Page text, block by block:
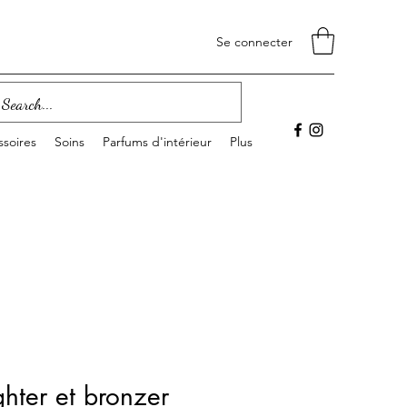
Se connecter
Soins Parfums d'intérieur Plus
et bronzer